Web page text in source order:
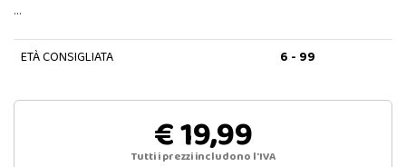
…
ETÀ CONSIGLIATA 6 - 99
€ 19,99
Tutti i prezzi includono l'IVA